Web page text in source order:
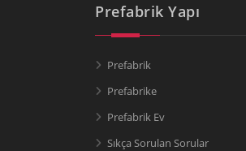
Prefabrik Yapı
Prefabrik
Prefabrike
Prefabrik Ev
Sıkça Sorulan Sorular